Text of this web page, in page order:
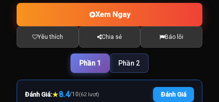
Xem Ngay
Yêu thích Chia sẻ Báo lỗi
Phần 1 Phần 2
Đánh Giá:★8.4/10(62 lượt) Đánh Giá